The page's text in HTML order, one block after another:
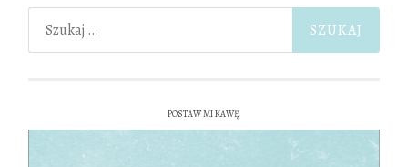
Szukaj:
POSTAW MI KAWĘ